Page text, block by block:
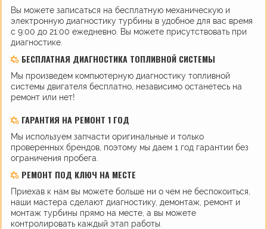
Вы можете записаться на бесплатную механическую и
электронную диагностику турбины в удобное для вас время
с 9:00 до 21:00 ежедневно. Вы можете присутствовать при
диагностике.
БЕСПЛАТНАЯ ДИАГНОСТИКА ТОПЛИВНОЙ СИСТЕМЫ
Мы произведем компьютерную диагностику топливной
системы двигателя бесплатно, независимо останетесь на
ремонт или нет!
ГАРАНТИЯ НА РЕМОНТ 1 ГОД
Мы используем запчасти оригинальные и только
проверенных брендов, поэтому мы даем 1 год гарантии без
ограничения пробега.
РЕМОНТ ПОД КЛЮЧ НА МЕСТЕ
Приехав к нам вы можете больше ни о чем не беспокоиться,
наши мастера сделают диагностику, демонтаж, ремонт и
монтаж турбины прямо на месте, а вы можете
контролировать каждый этап работы.